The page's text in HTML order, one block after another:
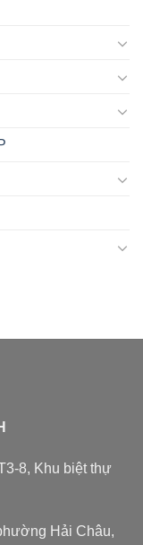
8, Khu biệt thự
Hải Châu,